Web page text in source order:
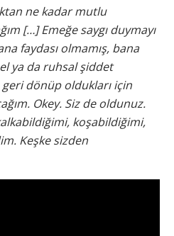
ne kadar mutlu
[…] Emeğe saygı duymayı
faydası olmamış, bana
ya da ruhsal şiddet
dönüp oldukları için
Okey. Siz de oldunuz.
koşabildiğimi,
Keşke sizden